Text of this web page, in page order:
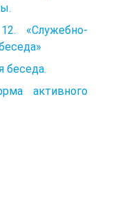
«Служебно-
беседа.
активного